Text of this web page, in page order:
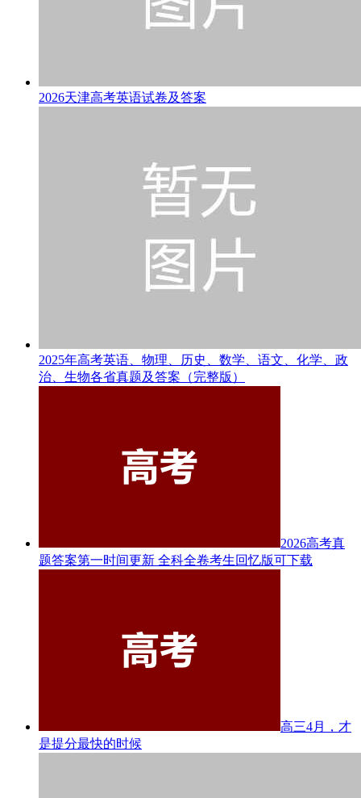
2026天津高考英语试卷及答案
2025年高考英语、物理、历史、数学、语文、化学、政
治、生物各省真题及答案（完整版）
2026高考真
题答案第一时间更新 全科全卷考生回忆版可下载
高三4月，才
是提分最快的时候